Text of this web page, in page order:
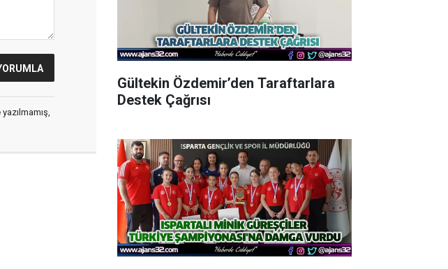
Gültekin Özdemir’den Taraftarlara
Destek Çağrısı